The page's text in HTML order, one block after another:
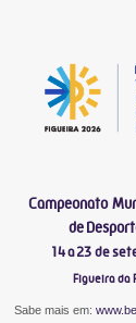
Campeonato
de
14 a 23 de
Figueira da
Sabe mais em: